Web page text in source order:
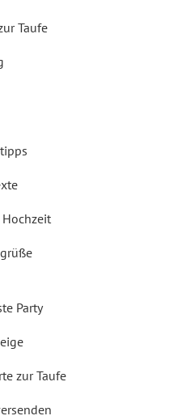
Taufe
Party
zur Taufe